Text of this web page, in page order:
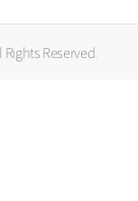
Reserved.